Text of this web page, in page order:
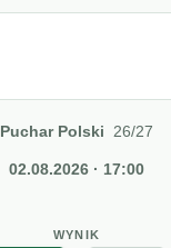
Puchar Polski 26/27
02.08.2026 · 17:00
WYNIK